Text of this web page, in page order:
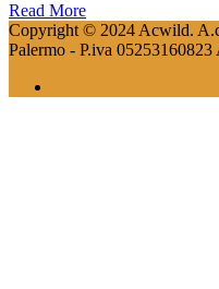
Read More
Copyright © 2024 Acwild.
Palermo - P.iva